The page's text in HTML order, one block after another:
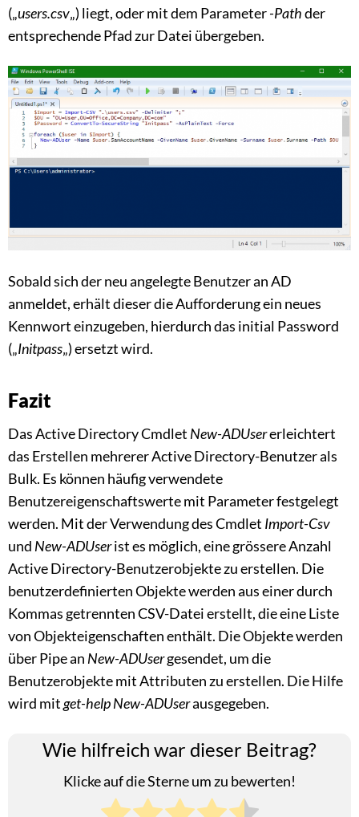
(„users.csv„) liegt, oder mit dem Parameter-Pathder
entsprechende Pfad zur Datei übergeben.
Sobald sich der neu angelegte Benutzer an AD
anmeldet, erhält dieser die Aufforderung ein neues
Kennwort einzugeben, hierdurch das initial Password
(„Initpass„) ersetzt wird.
Fazit
Das Active Directory Cmdlet New-ADUsererleichtert
das Erstellen mehrerer Active Directory-Benutzer als
Bulk. Es können häufig verwendete
Benutzereigenschaftswerte mit Parameter festgelegt
werden. Mit der Verwendung des Cmdlet Import-Csv
und New-ADUserist es möglich, eine grössere Anzahl
Active Directory-Benutzerobjekte zu erstellen. Die
benutzerdefinierten Objekte werden aus einer durch
Kommas getrennten CSV-Datei erstellt, die eine Liste
von Objekteigenschaften enthält. Die Objekte werden
über Pipe an New-ADUsergesendet, um die
Benutzerobjekte mit Attributen zu erstellen. Die Hilfe
wird mitget-help New-ADUserausgegeben.
Wie hilfreich war dieser Beitrag?
Klicke auf die Sterne um zu bewerten!